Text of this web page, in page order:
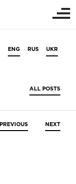
ENG RUS UKR
ALL POSTS
PREVIOUS NEXT